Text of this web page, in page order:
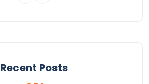
Recent Posts